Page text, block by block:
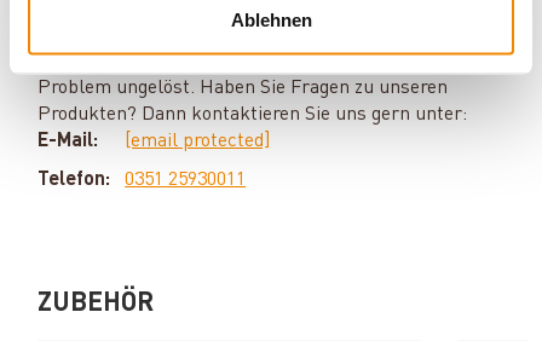
Ablehnen
Kaminöfen. Keine Frage bleibt unbeantwortet, kein
Problem ungelöst. Haben Sie Fragen zu unseren
Produkten? Dann kontaktieren Sie uns gern unter:
E-Mail:
[email protected]
Telefon:
0351 25930011
ZUBEHÖR